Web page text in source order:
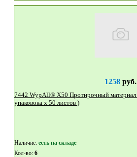
1258руб.
7442 WypAll® X50 Протирочный материал - Сложенные / Зеленый (1
упаковока x 50 листов )
Наличие: eсть на складе
Кол-во: 6